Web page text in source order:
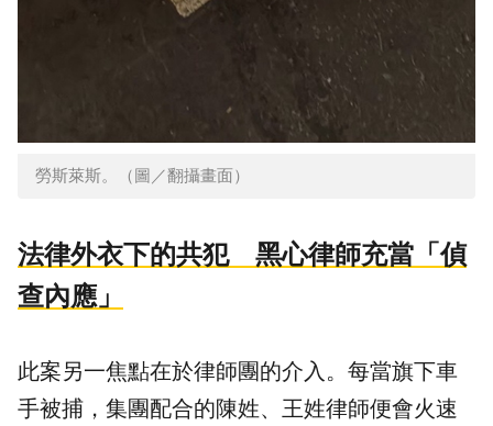
勞斯萊斯。（圖／翻攝畫面）
法律外衣下的共犯 黑心律師充當「偵
查內應」
此案另一焦點在於律師團的介入。每當旗下車
手被捕，集團配合的陳姓、王姓律師便會火速